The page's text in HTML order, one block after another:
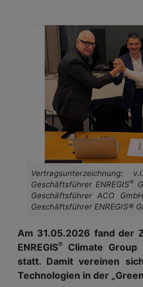
Vertragsunterzeichnung:
Geschäftsführer ENREGIS®
Geschäftsführer ACO
Geschäftsführer ENREGIS®
Am 31.05.2026 fand der
ENREGIS®
Climate
statt. Damit vereinen
Technologien in der